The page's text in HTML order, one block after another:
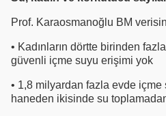
Prof. Karaosmanoğlu BM
• Kadınların dörtte birinden
güvenli içme suyu erişimi yok
• 1,8 milyardan fazla evde
haneden ikisinde su